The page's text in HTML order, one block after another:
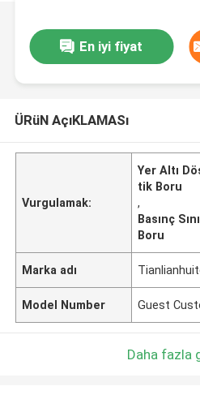
En iyi fiyat
ÜRüN AçıKLAMASı
Vurgulamak:
Yer Altı
tik Boru
,
Basınç
Boru
Marka adı
Model Number Guest
Daha fazla